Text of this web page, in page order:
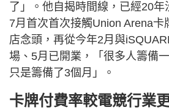
了」。他自揭時間線，已經20
7月首次首次接觸Union Arena卡
店念頭，再從今年2月與
場、5月已開業，「很多人籌備
只是籌備了3個月」。
卡牌付費率較電競行業